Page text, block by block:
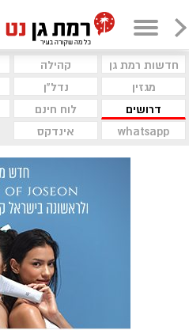
חדשות רמת גן קהילה
מגזין
נדל"ן
דרושים
לוח חינם
whatsapp
אינדקס